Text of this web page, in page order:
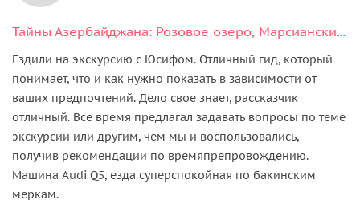
Тайны Азербайджана: Розовое озеро, Марсианские пейзажи и мистика Бешбармаг
Ездили на экскурсию с Юсифом. Отличный гид, который
понимает, что и как нужно показать в зависимости от
ваших предпочтений. Дело свое знает, рассказчик
отличный. Все время предлагал задавать вопросы по теме
экскурсии или другим, чем мы и воспользовались,
получив рекомендации по времяпрепровождению.
Машина Audi Q5, езда суперспокойная по бакинским
меркам.